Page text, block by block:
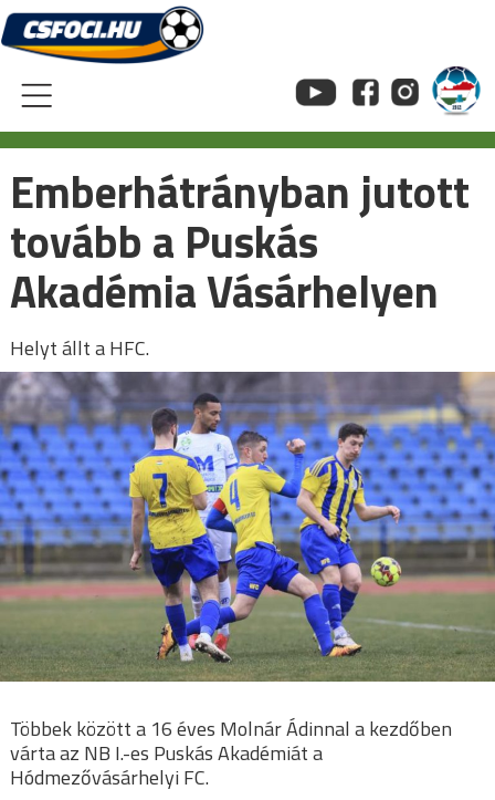
Skip
to
content
Emberhátrányban jutott
tovább a Puskás
Akadémia Vásárhelyen
Helyt állt a HFC.
Többek között a 16 éves Molnár Ádinnal a kezdőben
várta az NB I.-es Puskás Akadémiát a
Hódmezővásárhelyi FC.